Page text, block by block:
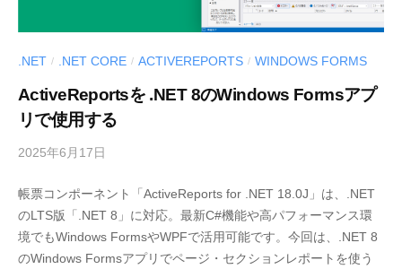
.NET / .NET CORE / ACTIVEREPORTS / WINDOWS FORMS
ActiveReportsを .NET 8のWindows Formsアプ
リで使用する
2025年6月17日
M
E
S
C
帳票コンポーネント「ActiveReports for .NET 18.0J」は、.NET
のLTS版「.NET 8」に対応。最新C#機能や高パフォーマンス環
境でもWindows FormsやWPFで活用可能です。今回は、.NET 8
のWindows Formsアプリでページ・セクションレポートを使う